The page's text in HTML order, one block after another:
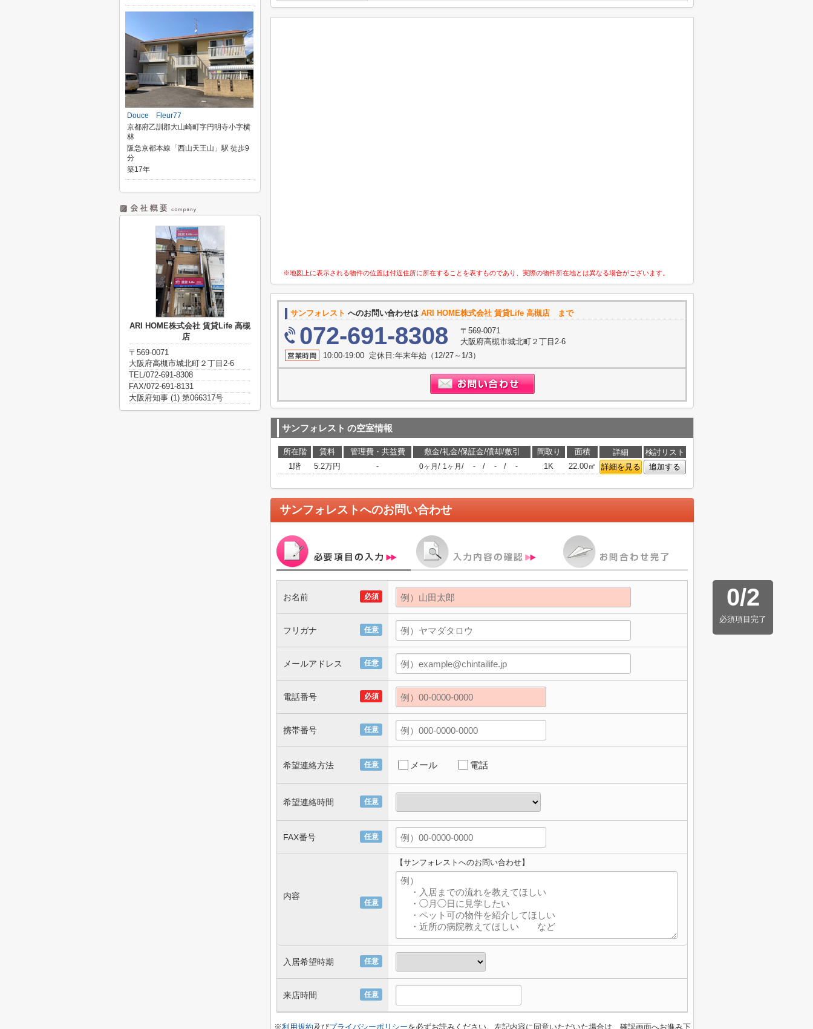
※地図上に表示される物件の位置は付近住所に所在することを表すものであり、実際の物件所在地とは異なる場合がございます。
サンフォレスト へのお問い合わせは ARI HOME株式会社 賃貸Life 高槻店 まで
072-691-8308
〒569-0071
大阪府高槻市城北町２丁目2-6
10:00-19:00 定休日:年末年始（12/27～1/3）
サンフォレスト の空室情報
所在階 賃料 管理費・共益費 敷金/礼金/保証金/償却/敷引 間取り 面積 詳細
検討リスト
1階
5.2万円 - 0ヶ月 / 1ヶ月 / - / - / - 1K 22.00㎡ 詳細を見る 追加する
サンフォレストへのお問い合わせ
0/2
必須項目完了
必須
お名前
任意
フリガナ
任意
メールアドレス
必須
電話番号
任意
携帯番号
任意
希望連絡方法 メール 電話
任意
希望連絡時間
任意
FAX番号
任意
内容
【サンフォレストへのお問い合わせ】
任意
入居希望時期
任意
来店時間
※利用規約及びプライバシーポリシーを必ずお読みください。左記内容に同意いただいた場合は、確認画面へお進み下
Douce Fleur77
京都府乙訓郡大山崎町字円明寺小字横
林
阪急京都本線「西山天王山」駅 徒歩9
分
築17年
ARI HOME株式会社 賃貸Life 高槻
店
〒569-0071
大阪府高槻市城北町２丁目2-6
TEL/072-691-8308
FAX/072-691-8131
大阪府知事 (1) 第066317号